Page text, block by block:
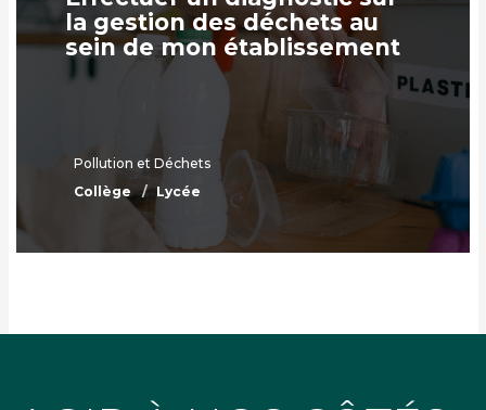
la gestion des déchets au
sein de mon établissement
Pollution et Déchets
Collège
Lycée